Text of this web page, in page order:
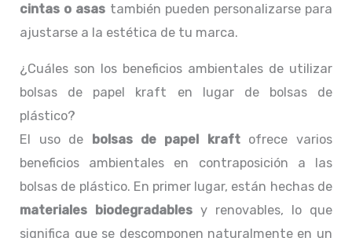
cintas o asas también pueden personalizarse para
ajustarse a la estética de tu marca.
¿Cuáles son los beneficios ambientales de utilizar
bolsas de papel kraft en lugar de bolsas de
plástico?
El uso de bolsas de papel kraftofrece varios
beneficios ambientales en contraposición a las
bolsas de plástico. En primer lugar, están hechas de
materiales biodegradables y renovables, lo que
significa que se descomponen naturalmente en un